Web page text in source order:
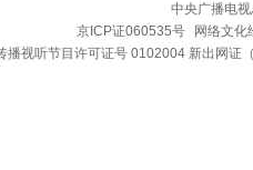
中央广播电
京ICP证060535号
网络文化
播视听节目许可证号 0102004 新出网证